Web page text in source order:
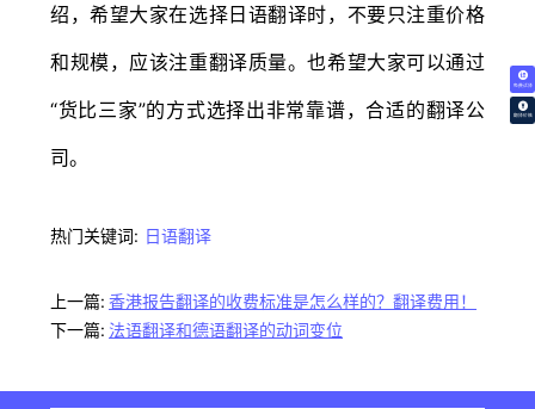
免费试译
翻译价格
绍，希望大家在选择日语翻译时，不要只注重价格
和规模，应该注重翻译质量。也希望大家可以通过
“货比三家”的方式选择出非常靠谱，合适的翻译公
司。
热门关键词: 日语翻译
上一篇: 香港报告翻译的收费标准是怎么样的？翻译费用！
下一篇: 法语翻译和德语翻译的动词变位